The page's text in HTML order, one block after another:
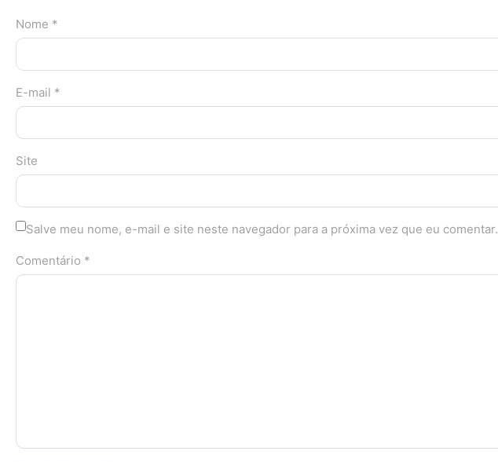
Nome *
E-mail *
Site
Salve meu nome, e-mail e site neste navegador para a próxima vez que eu comentar.
Comentário *